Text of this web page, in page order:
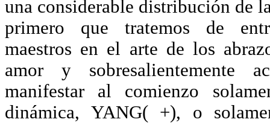
una considerable distribución de
primero que tratemos de
maestros en el arte de los
amor y sobresalientemente
manifestar al comienzo
dinámica, YANG( +), o